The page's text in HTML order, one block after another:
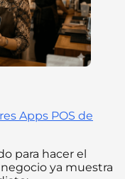
Apps POS de
para hacer el
ya muestra